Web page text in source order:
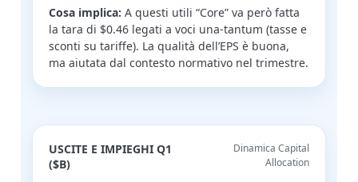
Cosa implica: A questi utili “Core” va però fatta
la tara di $0.46 legati a voci una-tantum (tasse e
sconti su tariffe). La qualità dell’EPS è buona,
ma aiutata dal contesto normativo nel trimestre.
USCITE E IMPIEGHI Q1
($B)
Dinamica Capital
Allocation